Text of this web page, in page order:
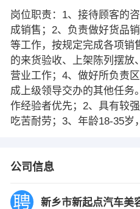
岗位职责：1、接待顾客的
成销售；2、负责做好货品
等工作，按规定完成各项销
的来货验收、上架陈列摆放
营业工作；4、做好所负责
成上级领导交办的其他任务
作经验者优先；2、具有较
吃苦耐劳；3、年龄18-35岁
公司信息
新乡市新起点汽车美